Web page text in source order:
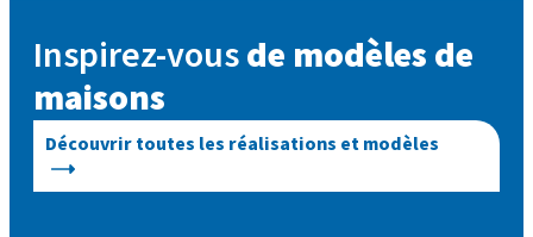
Inspirez-vousde modèles de
maisons
Découvrir toutes les réalisations et modèles